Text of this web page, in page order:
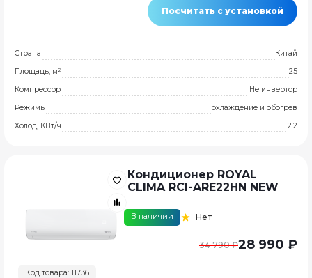
Посчитать с установкой
Страна
Китай
Площадь, м²
25
Компрессор
Не инвертор
Режимы
охлаждение и обогрев
Холод, КВт/ч
2.2
Код товара: 11736
Кондиционер ROYAL
CLIMA RCI-ARE22HN NEW
В наличии Нет
34 790 ₽28 990 ₽